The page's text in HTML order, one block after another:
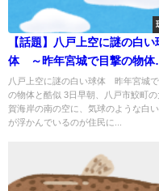
【話題】八戸上空に謎の白い
体 ～昨年宮城で目撃の物体
酷似～
八戸上空に謎の白い球体 昨年宮城
の物体と酷似 3日早朝、八戸市鮫町の
賀海岸の南の空に、気球のような白
が浮かんでいるのが住民に...